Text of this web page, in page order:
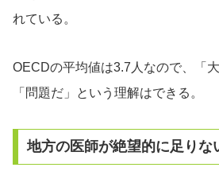
れている。
OECDの平均値は3.7人なので、「
「問題だ」という理解はできる。
地方の医師が絶望的に足りな